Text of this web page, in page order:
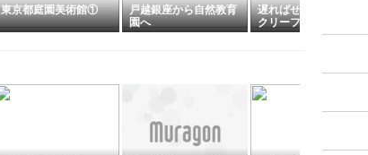
東京都庭園美術館① 戸越銀座から自然教育
園へ
遅ればせながらヴァン
クリーフ&アーペル
展、VCAの個人的な思